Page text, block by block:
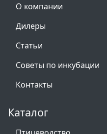
О компании
Дилеры
Статьи
Советы по инкубации
Контакты
Каталог